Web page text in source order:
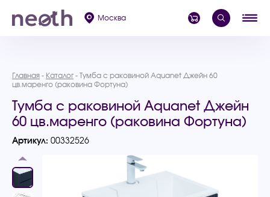
Москва
Главная Каталог
Тумба с раковиной Aquanet Джейн 60
цв.маренго (раковина Фортуна)
Тумба с раковиной Aquanet Джейн
60 цв.маренго (раковина Фортуна)
Артикул: 00332526